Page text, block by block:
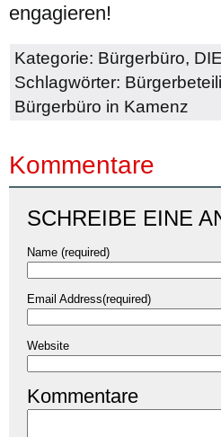
engagieren!
Kategorie: Bürgerbüro,
Schlagwörter:
Bürgerbüro in Kamenz
Kommentare
SCHREIBE EINE
Name (required)
Email Address(required)
Website
Kommentare